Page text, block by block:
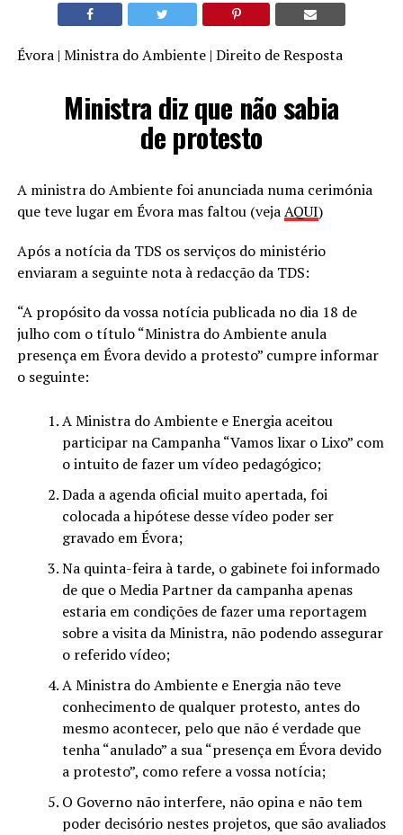
Évora | Ministra do Ambiente | Direito de Resposta
Ministra diz que não sabia
de protesto
A ministra do Ambiente foi anunciada numa cerimónia
que teve lugar em Évora mas faltou (vejaAQUI)
Após a notícia da TDS os serviços do ministério
enviaram a seguinte nota à redacção da TDS:
“A propósito da vossa notícia publicada no dia 18 de
julho com o título “Ministra do Ambiente anula
presença em Évora devido a protesto” cumpre informar
o seguinte:
A Ministra do Ambiente e Energia aceitou
participar na Campanha “Vamos lixar o Lixo” com
o intuito de fazer um vídeo pedagógico;
Dada a agenda oficial muito apertada, foi
colocada a hipótese desse vídeo poder ser
gravado em Évora;
Na quinta-feira à tarde, o gabinete foi informado
de que o Media Partner da campanha apenas
estaria em condições de fazer uma reportagem
sobre a visita da Ministra, não podendo assegurar
o referido vídeo;
A Ministra do Ambiente e Energia não teve
conhecimento de qualquer protesto, antes do
mesmo acontecer, pelo que não é verdade que
tenha “anulado” a sua “presença em Évora devido
a protesto”, como refere a vossa notícia;
O Governo não interfere, não opina e não tem
poder decisório nestes projetos, que são avaliados